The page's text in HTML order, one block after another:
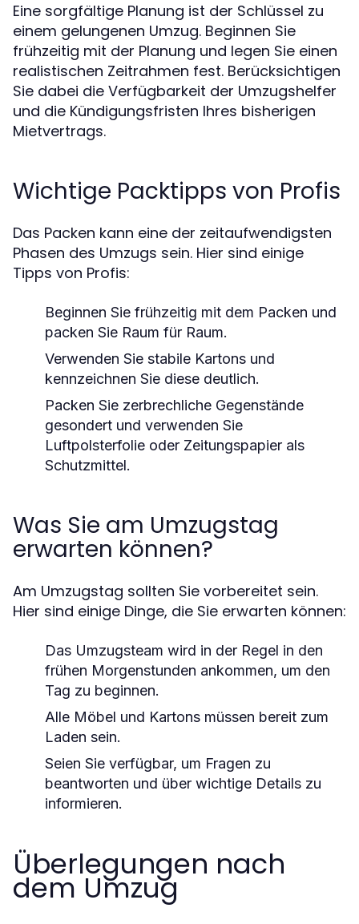
Eine sorgfältige Planung ist der Schlüssel zu
einem gelungenen Umzug. Beginnen Sie
frühzeitig mit der Planung und legen Sie einen
realistischen Zeitrahmen fest. Berücksichtigen
Sie dabei die Verfügbarkeit der Umzugshelfer
und die Kündigungsfristen Ihres bisherigen
Mietvertrags.
Wichtige Packtipps von Profis
Das Packen kann eine der zeitaufwendigsten
Phasen des Umzugs sein. Hier sind einige
Tipps von Profis:
Beginnen Sie frühzeitig mit dem Packen und
packen Sie Raum für Raum.
Verwenden Sie stabile Kartons und
kennzeichnen Sie diese deutlich.
Packen Sie zerbrechliche Gegenstände
gesondert und verwenden Sie
Luftpolsterfolie oder Zeitungspapier als
Schutzmittel.
Was Sie am Umzugstag
erwarten können?
Am Umzugstag sollten Sie vorbereitet sein.
Hier sind einige Dinge, die Sie erwarten können:
Das Umzugsteam wird in der Regel in den
frühen Morgenstunden ankommen, um den
Tag zu beginnen.
Alle Möbel und Kartons müssen bereit zum
Laden sein.
Seien Sie verfügbar, um Fragen zu
beantworten und über wichtige Details zu
informieren.
Überlegungen nach
dem Umzug